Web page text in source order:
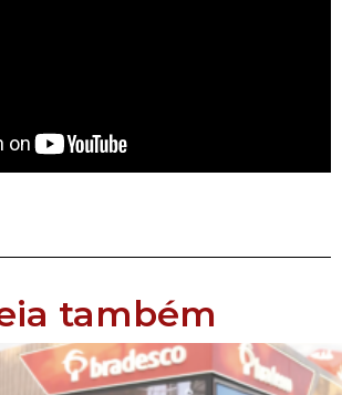
também